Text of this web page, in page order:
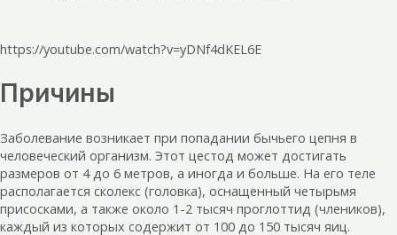
https://youtube.com/watch?v=yDNf4dKEL6E
Причины
Заболевание возникает при попадании бычьего цепня в
человеческий организм. Этот цестод может достигать
размеров от 4 до 6 метров, а иногда и больше. На его теле
располагается сколекс (головка), оснащенный четырьмя
присосками, а также около 1-2 тысяч проглоттид (члеников),
каждый из которых содержит от 100 до 150 тысяч яиц.